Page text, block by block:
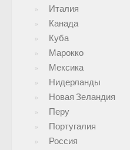
Италия
Канада
Куба
Марокко
Мексика
Нидерланды
Новая Зеландия
Перу
Португалия
Россия